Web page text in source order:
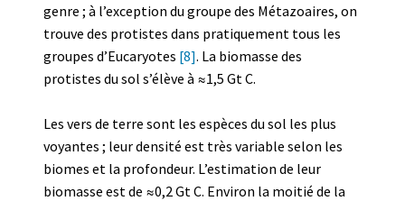
genre ; à l’exception du groupe des Métazoaires, on
trouve des protistes dans pratiquement tous les
groupes d’Eucaryotes [8]. La biomasse des
protistes du sol s’élève à ≈1,5 Gt C.
Les vers de terre sont les espèces du sol les plus
voyantes ; leur densité est très variable selon les
biomes et la profondeur. L’estimation de leur
biomasse est de ≈0,2 Gt C. Environ la moitié de la